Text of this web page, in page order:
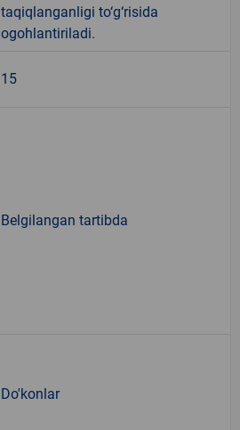
taqiqlanganligi to‘g‘risida
ogohlantiriladi.
15
Belgilangan tartibda
Do'konlar